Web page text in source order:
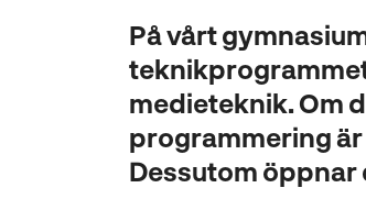
På vårt
medieteknik. Om
programmering
Dessutom